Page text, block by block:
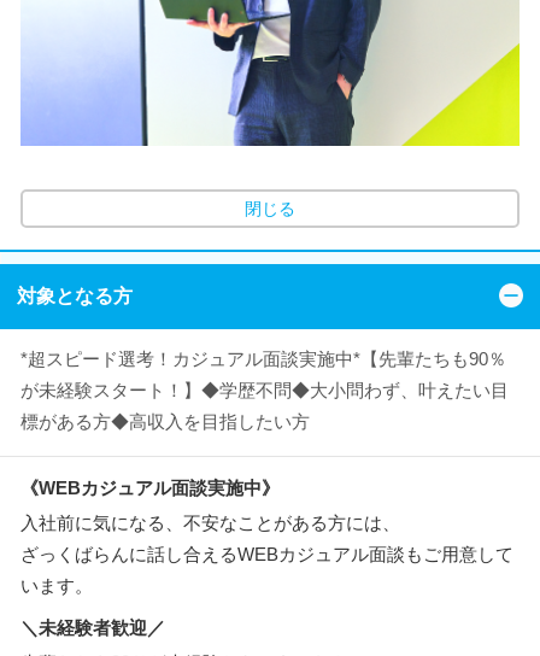
閉じる
対象となる方
*超スピード選考！カジュアル面談実施中*【先輩たちも90％
が未経験スタート！】◆学歴不問◆大小問わず、叶えたい目
標がある方◆高収入を目指したい方
《WEBカジュアル面談実施中》
入社前に気になる、不安なことがある方には、
ざっくばらんに話し合えるWEBカジュアル面談もご用意して
います。
＼未経験者歓迎／